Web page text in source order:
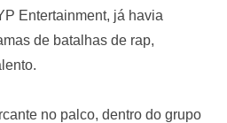
Entertainment, já havia
de batalhas de rap,
no palco, dentro do grupo